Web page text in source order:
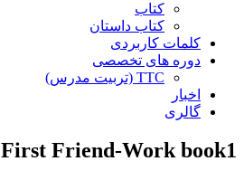
کتاب
کتاب داستان
کلمات کاربردی
دوره های تخصصی
TTC (تربیت مدرس)
اخبار
گالری
First Friend-Work book1